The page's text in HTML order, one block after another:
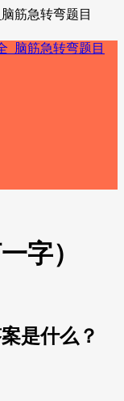
筋急转弯题目
字）
是什么？